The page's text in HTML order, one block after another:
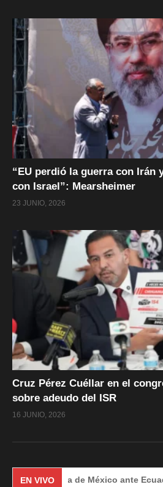
“EU perdió la guerra con Irán
con Israel”: Mearsheimer
23 JUNIO, 2026
Cruz Pérez Cuéllar en el
sobre adeudo del ISR
16 JUNIO, 2026
EN VIVO
de México ante Ecuador